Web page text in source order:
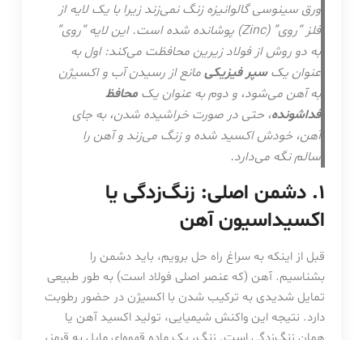
ورق سینوسی گالوانیزه زنگ نمی‌زند زیرا با یک لایه از
فلز “روی” (Zinc) پوشانده شده است. این لایه “روی”
به دو روش از فولاد زیرین محافظت می‌کند: اول به
عنوان یکسپر فیزیکیمانع از رسیدن آب و اکسیژن
به آهن می‌شود، و دوم به عنوان یک محافظ
فداشونده، حتی در صورت خراشیده شدن، به جای
آهن، خودش اکسید شده و زنگ می‌زند و آهن را
سالم نگه می‌دارد.
۱. دشمن اصلی: زنگ‌زدگی یا
اکسیداسیون آهن
قبل از اینکه به سراغ راه حل برویم، باید دشمن را
بشناسیم. آهن (که عنصر اصلی فولاد است) به طور طبیعی
تمایل شدیدی به ترکیب شدن با اکسیژن در حضور رطوبت
دارد. نتیجه این واکنش شیمیایی، تولید اکسید آهن یا